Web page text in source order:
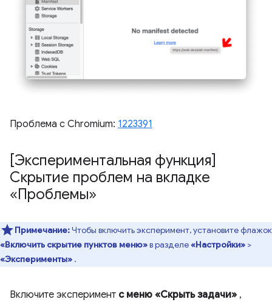
Проблема с Chromium: 1223391
[Экспериментальная функция]
Скрытие проблем на вкладке
«Проблемы»
Примечание:Чтобы включить эксперимент, установите флажок
«Включить скрытие пунктов меню»в разделе«Настройки» >
«Эксперименты» .
Включите эксперимент с меню «Скрыть задачи» ,